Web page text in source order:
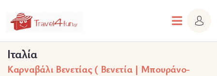
Ιταλία
Καρναβάλι Βενετίας ( Βενετία | Μπουράνο-